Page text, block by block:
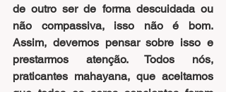
de outro ser de forma descuidada ou
não compassiva, isso não é bom.
Assim, devemos pensar sobre isso e
prestarmos atenção. Todos nós,
praticantes mahayana, que aceitamos